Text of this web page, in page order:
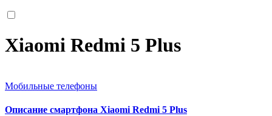
Xiaomi Redmi 5 Plus
Мобильные телефоны
Описание смартфона Xiaomi Redmi 5 Plus